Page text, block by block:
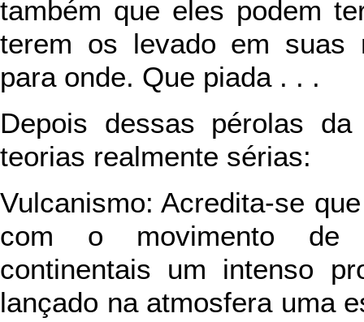
também que eles podem
terem os levado em suas
para onde. Que piada . . .
Depois dessas pérolas
teorias realmente sérias:
Vulcanismo: Acredita-se
com o movimento de
continentais um intenso
lançado na atmosfera uma